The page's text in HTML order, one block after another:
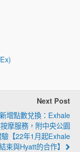
Next Post
增點數兌換：Exhale
摩服務，附中央公園
【22年1月起Exhale
束與Hyatt的合作】